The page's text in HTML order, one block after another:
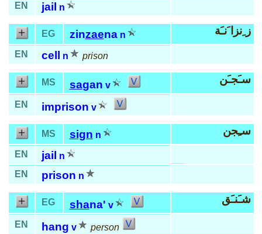
EN jail n
EG zinzaena n ز ِنزا َنـَة
EN cell n prison
MS sagan v سـَجـَن
EN imprison v
MS sign n سـِجن
EN jail
n
EN
prison n
EG shana' v شـَنـَق
EN hang v person